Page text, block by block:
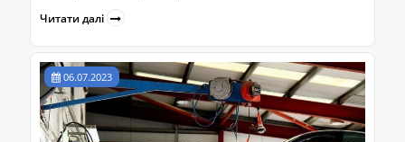
Читати далі
06.07.2023